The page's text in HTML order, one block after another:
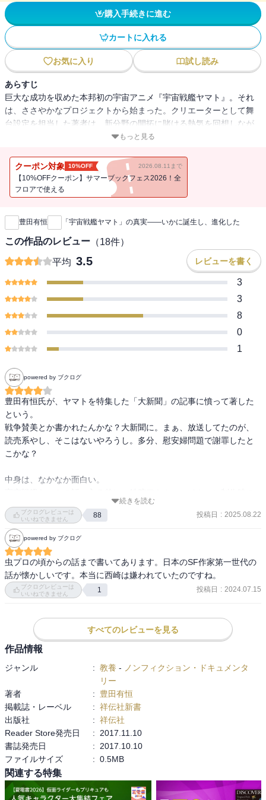
購入手続きに進む
カートに入れる
お気に入り 試し読み
あらすじ
巨大な成功を収めた本邦初の宇宙アニメ『宇宙戦艦ヤマト』。それ
は、ささやかなプロジェクトから始まった。クリエーターとして舞
台設定を担当した著者は、新分野の開拓に賭ける熱気を回想しなが
ら、作品創成の真実に迫っていきます。不評だった最初のテレビ放
のか・・・・・・貴重な記録と証言で明かされる、大ヒット作誕生
秘話！
もっと見る
クーポン対象 10%OFF 2026.08.11まで
【10%OFFクーポン】サマーブックフェス2026！全
フロアで使える
新刊通知
豊田有恒 「宇宙戦艦ヤマト」の真実――いかに誕生し、進化した
この作品のレビュー （18件）
平均 3.5 レビューを書く
3
3
8
0
1
powered by ブクログ
豊田有恒氏が、ヤマトを特集した「大新聞」の記事に憤って著した
という。
戦争賛美とか書かれたんかな？大新聞に。まぁ、放送してたのが、
読売系やし、そこはないやろうし。多分、慰安婦問題で謝罪したと
こかな？
中身は、なかなか面白い。
手塚治虫さん、平井和正さんの話などあり。
そうか、「ニューヨーク1998」は、バイオレンスジャックのパクり
か…
第一章の「日本アニメ誕生から、ヤマトに至るまで」が良い。アニ
メにも、SF作家がいっぱい絡んでたんやなぁ。
やはり、パイオニアやった手塚治虫さんの影響もあって、アニメ界
は、虫プロ出身が多いんやな。
更に、富野喜幸さん、安彦良和さんらも！
この人、「猿の軍団」も絡んでたんや！
当時は、「宇宙戦艦ヤマト」と同じ時間帯やって、みんなは、「猿
でも、両作品とも視聴率ボロボロみたい。圧勝は、「アルプスの少
女ハイジ」…確かに勝てんか(^◇^;)
結局のところ、ヤマトは、好きやけど、西崎さんは？って感じや
な。その功績は認めるけど。
西崎さん、クリエイターに対する敬意がなさそう…
松本零士さんも、めっちゃ安いお金でやってたみたい。創作意欲だ
けでは、食べていけんしね。
自分に出来ん事やって貰うんやから、もっとちゃんと対応したら、
続きを読む
ブクログレビューは
いいねできません
88 投稿日 : 2025.08.22
powered by ブクログ
虫プロの頃からの話まで書いてあります。日本のSF作家第一世代の
話が懐かしいです。本当に西崎は嫌われていたのですね。
ブクログレビューは
いいねできません
1 投稿日 : 2024.07.15
すべてのレビューを見る
作品情報
ジャンル : 教養 - ノンフィクション・ドキュメンタ
リー
著者
:
豊田有恒
掲載誌・レーベル
: 祥伝社新書
出版社
: 祥伝社
Reader Store発売日
:
2017.11.10
書誌発売日
:
2017.10.10
ファイルサイズ
: 0.5MB
関連する特集